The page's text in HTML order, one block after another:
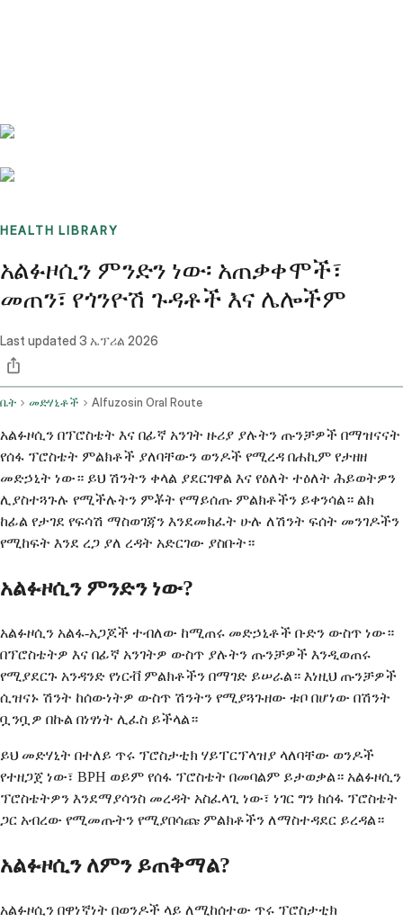
HEALTH LIBRARY
አልፉዞሲን ምንድን ነው፡ አጠቃቀሞች፣
መጠን፣ የጎንዮሽ ጉዳቶች እና ሌሎችም
Last updated 3 ኤፕሪል 2026
ቤት መድሃኒቶች Alfuzosin Oral Route
አልፉዞሲን በፕሮስቴት እና በፊኛ አንገት ዙሪያ ያሉትን ጡንቻዎች በማዝናናት
የሰፋ ፕሮስቴት ምልክቶች ያለባቸውን ወንዶች የሚረዳ በሐኪም የታዘዘ
መድኃኒት ነው። ይህ ሽንትን ቀላል ያደርገዋል እና የዕለት ተዕለት ሕይወትዎን
ሊያስተጓጉሉ የሚችሉትን ምቾት የማይሰጡ ምልክቶችን ይቀንሳል። ልክ
ከፊል የታገደ የፍሳሽ ማስወገጃን እንደመክፈት ሁሉ ለሽንት ፍሰት መንገዶችን
የሚከፍት እንደ ረጋ ያለ ረዳት አድርገው ያስቡት።
አልፉዞሲን ምንድን ነው?
አልፉዞሲን አልፋ-አጋጆች ተብለው ከሚጠሩ መድኃኒቶች ቡድን ውስጥ ነው።
በፕሮስቴትዎ እና በፊኛ አንገትዎ ውስጥ ያሉትን ጡንቻዎች እንዲወጠሩ
የሚያደርጉ አንዳንድ የነርቭ ምልክቶችን በማገድ ይሠራል። እነዚህ ጡንቻዎች
ሲዝናኑ ሽንት ከሰውነትዎ ውስጥ ሽንትን የሚያጓጉዘው ቱቦ በሆነው በሽንት
ቧንቧዎ በኩል በነፃነት ሊፈስ ይችላል።
ይህ መድሃኒት በተለይ ጥሩ ፕሮስታቲክ ሃይፐርፕላዝያ ላለባቸው ወንዶች
የተዘጋጀ ነው፣ BPH ወይም የሰፋ ፕሮስቴት በመባልም ይታወቃል። አልፉዞሲን
ፕሮስቴትዎን እንደማያሳንስ መረዳት አስፈላጊ ነው፣ ነገር ግን ከሰፋ ፕሮስቴት
ጋር አብረው የሚመጡትን የሚያበሳጩ ምልክቶችን ለማስተዳደር ይረዳል።
አልፉዞሲን ለምን ይጠቅማል?
አልፉዞሲን በዋነኛነት በወንዶች ላይ ለሚከሰተው ጥሩ ፕሮስታቲክ